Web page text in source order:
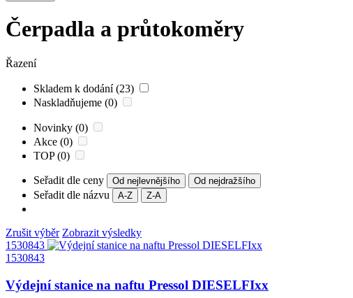
Čerpadla a průtokoměry
Řazení
Skladem k dodání (23)
Naskladňujeme (0)
Novinky (0)
Akce (0)
TOP (0)
Seřadit dle ceny Od nejlevnějšího Od nejdražšího
Seřadit dle názvu A-Z Z-A
Zrušit výběr Zobrazit výsledky
1530843
1530843
Výdejní stanice na naftu Pressol DIESELFIxx